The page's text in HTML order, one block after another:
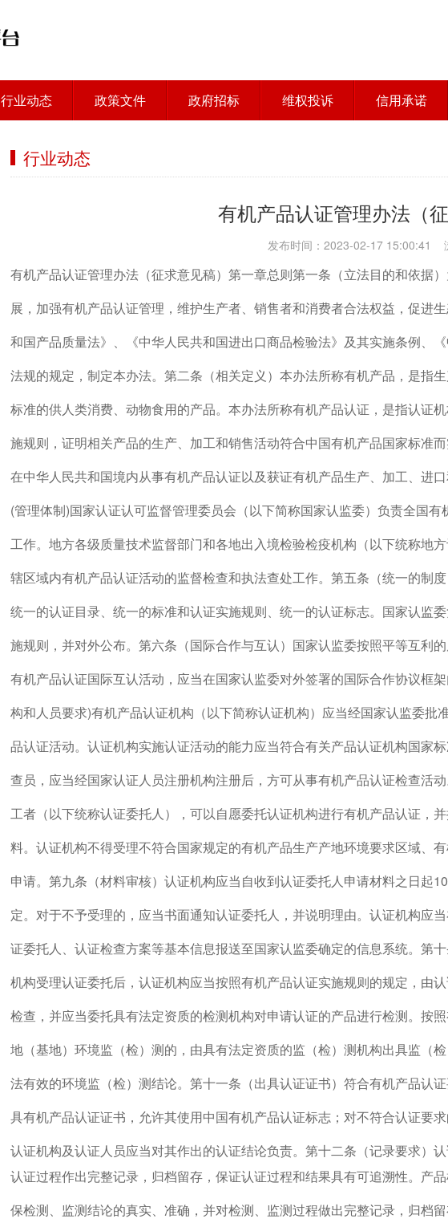
行业动态 政策文件 政府招标 维权投诉 信用承诺
行业动态
有机产品认证管理办法（征
发布时间：2023-02-17 15:00:41
有机产品认证管理办法（征求意见稿）第一章总则第一条（立法目的和依据
展，加强有机产品认证管理，维护生产者、销售者和消费者合法权益，促进
和国产品质量法》、《中华人民共和国进出口商品检验法》及其实施条例、
法规的规定，制定本办法。第二条（相关定义）本办法所称有机产品，是指
标准的供人类消费、动物食用的产品。本办法所称有机产品认证，是指认证
施规则，证明相关产品的生产、加工和销售活动符合中国有机产品国家标准
在中华人民共和国境内从事有机产品认证以及获证有机产品生产、加工、进
(管理体制)国家认证认可监督管理委员会（以下简称国家认监委）负责全国
工作。地方各级质量技术监督部门和各地出入境检验检疫机构（以下统称地
辖区域内有机产品认证活动的监督检查和执法查处工作。第五条（统一的制
统一的认证目录、统一的标准和认证实施规则、统一的认证标志。国家认监
施规则，并对外公布。第六条（国际合作与互认）国家认监委按照平等互利
有机产品认证国际互认活动，应当在国家认监委对外签署的国际合作协议框
构和人员要求)有机产品认证机构（以下简称认证机构）应当经国家认监委批
品认证活动。认证机构实施认证活动的能力应当符合有关产品认证机构国家
查员，应当经国家认证人员注册机构注册后，方可从事有机产品认证检查活
工者（以下统称认证委托人），可以自愿委托认证机构进行有机产品认证，
料。认证机构不得受理不符合国家规定的有机产品生产产地环境要求区域、
申请。第九条（材料审核）认证机构应当自收到认证委托人申请材料之日起
定。对于不予受理的，应当书面通知认证委托人，并说明理由。认证机构应
证委托人、认证检查方案等基本信息报送至国家认监委确定的信息系统。第
机构受理认证委托后，认证机构应当按照有机产品认证实施规则的规定，由
检查，并应当委托具有法定资质的检测机构对申请认证的产品进行检测。按
地（基地）环境监（检）测的，由具有法定资质的监（检）测机构出具监（
法有效的环境监（检）测结论。第十一条（出具认证证书）符合有机产品认
具有机产品认证证书，允许其使用中国有机产品认证标志；对不符合认证要
认证机构及认证人员应当对其作出的认证结论负责。第十二条（记录要求）
认证过程作出完整记录，归档留存，保证认证过程和结果具有可追溯性。产
保检测、监测结论的真实、准确，并对检测、监测过程做出完整记录，归档